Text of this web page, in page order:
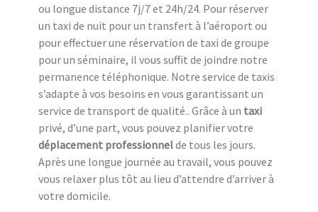
ou longue distance 7j/7 et 24h/24. Pour réserver
un taxi de nuit pour un transfert à l’aéroport ou
pour effectuer une réservation de taxi de groupe
pour un séminaire, il vous suffit de joindre notre
permanence téléphonique. Notre service de taxis
s’adapte à vos besoins en vous garantissant un
service de transport de qualité.. Grâce à un taxi
privé, d’une part, vous pouvez planifier votre
déplacement professionnelde tous les jours.
Après une longue journée au travail, vous pouvez
vous relaxer plus tôt au lieu d’attendre d’arriver à
votre domicile.